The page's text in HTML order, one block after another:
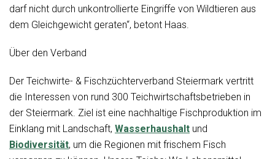
darf nicht durch unkontrollierte Eingriffe von Wildtieren aus
dem Gleichgewicht geraten“, betont Haas.
Über den Verband
Der Teichwirte- & Fischzüchterverband Steiermark vertritt
die Interessen von rund 300 Teichwirtschaftsbetrieben in
der Steiermark. Ziel ist eine nachhaltige Fischproduktion im
Einklang mit Landschaft, Wasserhaushalt und
Biodiversität, um die Regionen mit frischem Fisch